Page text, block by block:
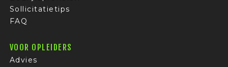
Sollicitatietips
FAQ
VOOR OPLEIDERS
Advies